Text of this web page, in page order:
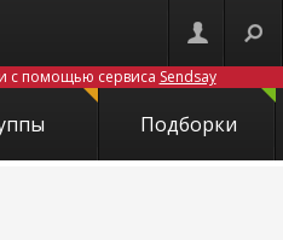
с помощью сервиса Sendsay
Подборки